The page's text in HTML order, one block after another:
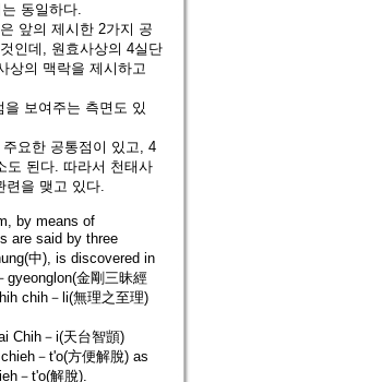
동일하다.
앞의 제시한 2가지 공
인데, 원효사상의 4실단
상의 맥락을 제시하고
보여주는 측면도 있
요한 공통점이 있고, 4
도 된다. 따라서 천태사
련을 맺고 있다.
by means of
are said by three
中), is discovered in
金剛三昧經
chih－li(無理之至理)
Chih－i(天台智顗)
－t'o(方便解脫) as
－t'o(解脫).